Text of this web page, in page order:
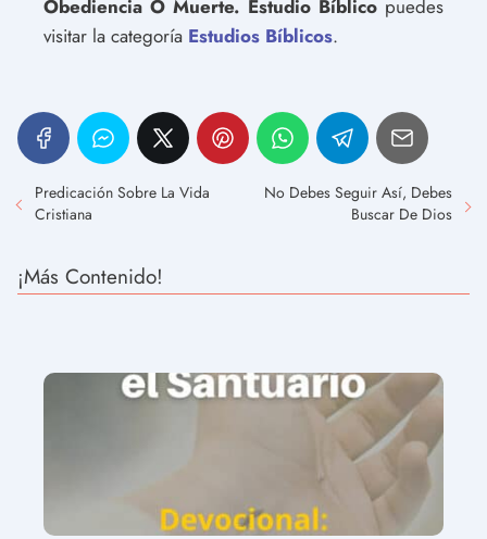
Obediencia O Muerte. Estudio Bíblicopuedes
visitar la categoría Estudios Bíblicos.
Predicación Sobre La Vida
Cristiana
No Debes Seguir Así, Debes
Buscar De Dios
¡Más Contenido!